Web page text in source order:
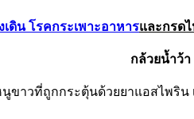
เดิน โรคกระเพาะอาหารและกรด
กล้วยน้ำว้า
าวที่ถูกกระตุ้นด้วยยาแอสไพริ